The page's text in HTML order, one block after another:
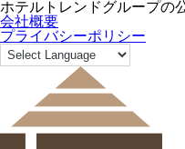
ホテルトレンドグループの
会社概要
プライバシーポリシー